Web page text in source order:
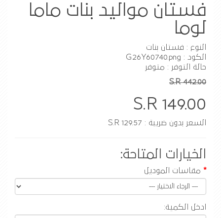
فستان مواليد بنات ماما
لوما
النوع : فستان بنات
الكود : G26Y60740.png
حالة التوفر : متوفر
S.R 442.00
S.R 149.00
السعر بدون ضريبة : S.R 129.57
الخيارات المتاحة:
مقاسات الموديل
ادخل الكمية: